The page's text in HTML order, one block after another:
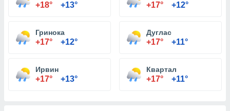
+18° +13° +17° +12°
Гринока
+17° +12°
Дуглас
+17° +11°
Ирвин
+17° +13°
Квартал
+17° +11°